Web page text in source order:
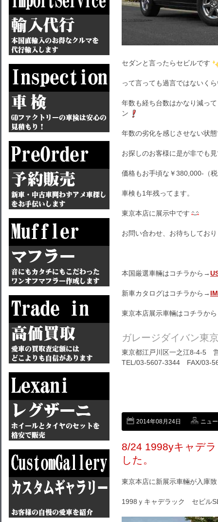
セダンと言ったらセビルです
って言っても過言ではないく
年数も経ち台数はかなり減っ
ン
年数の劣化を感じさせない状
お探しのお客様に是が非でも
価格もお手頃な￥380,000-（
車検も1年残ってます。
東京本店に展示中です
お問い合わせ、お待ちしてお
本国厳選車輛はコチラから→
新車カタログはコチラから→
東京本店展示車輛はコチラか
ガレージダイバン東
東京都江戸川区一之江8-4-5
TEL/03-5607-3344 FAX/03-
2014年08月24日 ニュ
8/24 1998yキャデ
した。
東京本店に新展示車輛が入庫
1998ｙキャデラック セビル